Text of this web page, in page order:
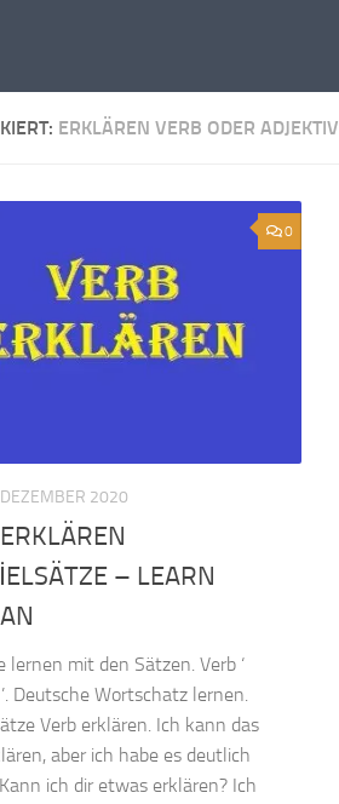
ERKLÄREN VERB ODER ADJEKTIV
0
2020
– LEARN
lernen mit den Sätzen. Verb ‘
Deutsche Wortschatz lernen.
Verb erklären. Ich kann das
aber ich habe es deutlich
ich dir etwas erklären? Ich